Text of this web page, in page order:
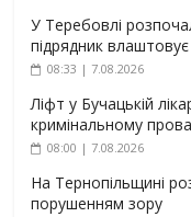
У Теребовлі
підрядник
08:33 | 7.08.2026
Ліфт у Бучацькій
кримінальному
08:00 | 7.08.2026
На Тернопільщині
порушенням зору